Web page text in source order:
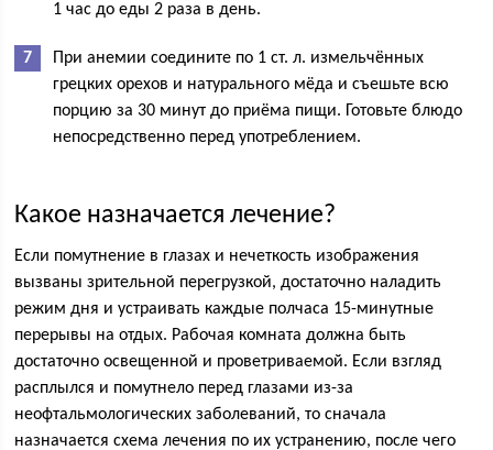
1 час до еды 2 раза в день.
При анемии соедините по 1 ст. л. измельчённых
грецких орехов и натурального мёда и съешьте всю
порцию за 30 минут до приёма пищи. Готовьте блюдо
непосредственно перед употреблением.
Какое назначается лечение?
Если помутнение в глазах и нечеткость изображения
вызваны зрительной перегрузкой, достаточно наладить
режим дня и устраивать каждые полчаса 15-минутные
перерывы на отдых. Рабочая комната должна быть
достаточно освещенной и проветриваемой. Если взгляд
расплылся и помутнело перед глазами из-за
неофтальмологических заболеваний, то сначала
назначается схема лечения по их устранению, после чего